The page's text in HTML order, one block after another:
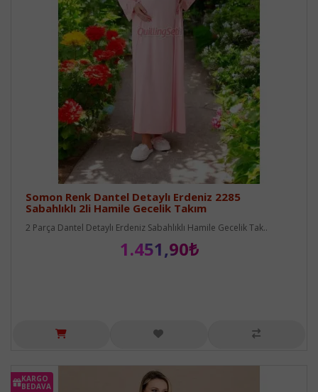
Somon Renk Dantel Detaylı Erdeniz 2285
Sabahlıklı 2li Hamile Gecelik Takım
2 Parça Dantel Detaylı Erdeniz Sabahlıklı Hamile Gecelik Tak..
1.451,90₺
KARGO
BEDAVA